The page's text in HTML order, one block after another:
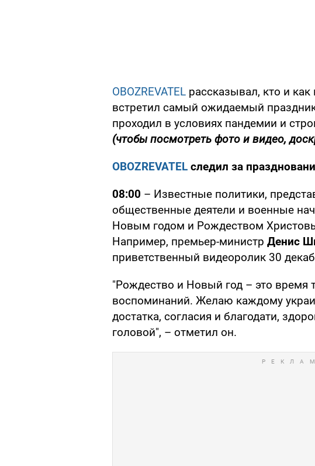
OBOZREVATEL рассказывал, кто и
встретил самый ожидаемый
проходил в условиях пандемии и
(чтобы посмотреть фото и видео,
OBOZREVATEL следил за
08:00 – Известные политики,
общественные деятели и военные
Новым годом и Рождеством
Например, премьер-министр Денис
приветственный видеоролик 30
"Рождество и Новый год – это время
воспоминаний. Желаю каждому
достатка, согласия и благодати,
головой", – отметил он.